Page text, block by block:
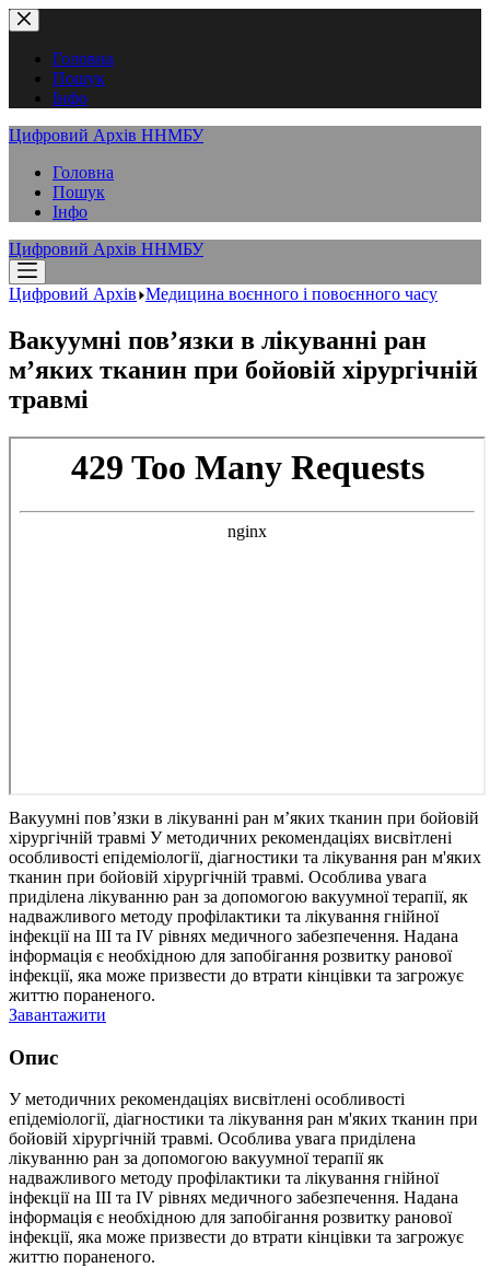
Перейти
до
вмістуГоловна
Пошук
Інфо
Цифровий Архів ННМБУ
Головна
Пошук
Інфо
Цифровий Архів ННМБУ
Цифровий Архів Медицина воєнного і повоєнного часу
Вакуумні пов’язки в лікуванні ран
м’яких тканин при бойовій хірургічній
травмі
Вакуумні пов’язки в лікуванні ран м’яких тканин при бойовій
хірургічній травмі У методичних рекомендаціях висвітлені
особливості епідеміології, діагностики та лікування ран м'яких
тканин при бойовій хірургічній травмі. Особлива увага
приділена лікуванню ран за допомогою вакуумної терапії, як
надважливого методу профілактики та лікування гнійної
інфекції на III та IV рівнях медичного забезпечення. Надана
інформація є необхідною для запобігання розвитку ранової
інфекції, яка може призвести до втрати кінцівки та загрожує
життю пораненого.
Завантажити
Опис
У методичних рекомендаціях висвітлені особливості
епідеміології, діагностики та лікування ран м'яких тканин при
бойовій хірургічній травмі. Особлива увага приділена
лікуванню ран за допомогою вакуумної терапії як
надважливого методу профілактики та лікування гнійної
інфекції на III та IV рівнях медичного забезпечення. Надана
інформація є необхідною для запобігання розвитку ранової
інфекції, яка може призвести до втрати кінцівки та загрожує
життю пораненого.